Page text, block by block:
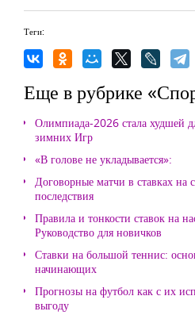
Теги:
Еще в рубрике
Олимпиада-2026 стала худшей
зимних Игр
«В голове не укладывается»:
Договорные матчи в ставках
последствия
Правила и тонкости ставок на
Руководство для новичков
Ставки на большой теннис:
начинающих
Прогнозы на футбол как с их
выгоду